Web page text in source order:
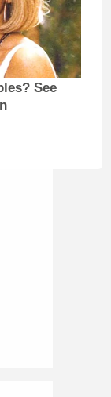
See